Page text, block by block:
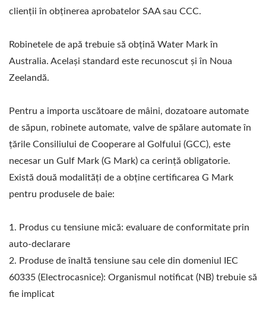
clienții în obținerea aprobatelor SAA sau CCC.
Robinetele de apă trebuie să obțină Water Mark în
Australia. Același standard este recunoscut și în Noua
Zeelandă.
Pentru a importa uscătoare de mâini, dozatoare automate
de săpun, robinete automate, valve de spălare automate în
țările Consiliului de Cooperare al Golfului (GCC), este
necesar un Gulf Mark (G Mark) ca cerință obligatorie.
Există două modalități de a obține certificarea G Mark
pentru produsele de baie:
1. Produs cu tensiune mică: evaluare de conformitate prin
auto-declarare
2. Produse de înaltă tensiune sau cele din domeniul IEC
60335 (Electrocasnice): Organismul notificat (NB) trebuie să
fie implicat